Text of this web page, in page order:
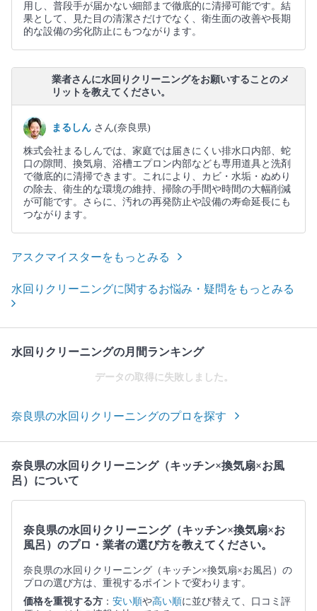
用し、普段手が届かない細部まで徹底的に清掃可能です。結
果として、見た目の清潔さだけでなく、衛生面の改善や長期
的な設備の劣化防止にもつながります。
業者さんに水回りクリーニングをお願いすることのメ
リットを教えてください。
まるしん さん(奈良県)
株式会社まるしんでは、家庭では届きにくい排水口内部、蛇
口の隙間、換気扇、浴槽エプロン内部なども専用道具と洗剤
で徹底的に清掃できます。これにより、カビ・水垢・ぬめり
の除去、衛生的な環境の維持、掃除の手間や時間の大幅削減
が可能です。さらに、汚れの再発防止や設備の寿命延長にも
つながります。
アスクマイスターをもっとみる
水回りクリーニングに関するお悩み・疑問をもっとみる
水回りクリーニングの月間ランキング
データの取得に失敗しました。
奈良県の水回りクリーニングのプロを探す
奈良県の水回りクリーニング（キッチン×換気扇×お風
呂）について
奈良県の水回りクリーニング（キッチン×換気扇×お
風呂）のプロ・業者の選び方を教えてください。
奈良県の水回りクリーニング（キッチン×換気扇×お風呂）の
プロの選び方は、重視するポイントで変わります。
価格を重視する方 ： 安い順や高い順に並び替えて、口コミ評